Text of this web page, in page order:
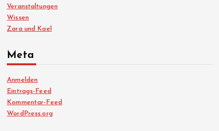
Veranstaltungen
Wissen
Zara und Kael
Meta
Anmelden
Eintrags-Feed
Kommentar-Feed
WordPress.org